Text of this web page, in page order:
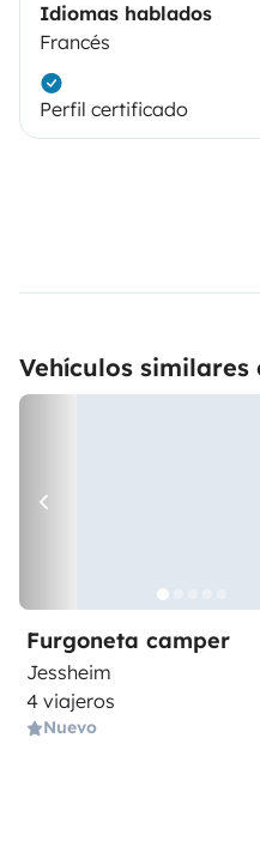
Idiomas hablados
Francés
Perfil certificado
Vehículos similares
Furgoneta camper
Jessheim
4 viajeros
Nuevo